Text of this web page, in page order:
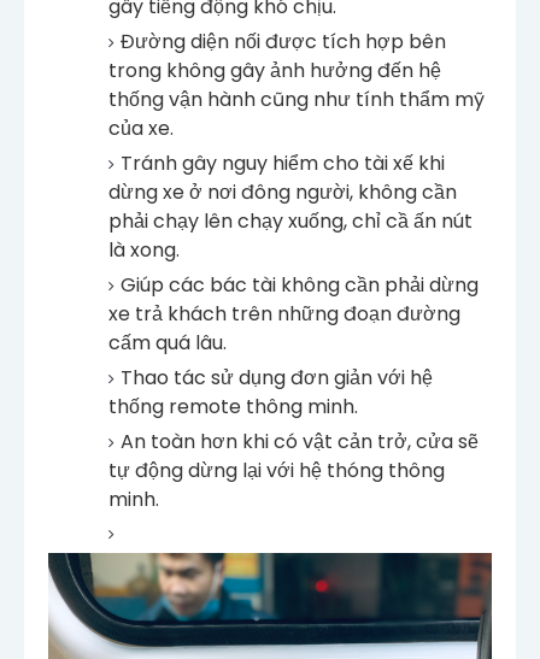
gây tiếng động khó chịu.
Đường diện nối được tích hợp bên
trong không gây ảnh hưởng đến hệ
thống vận hành cũng như tính thẩm mỹ
của xe.
Tránh gây nguy hiểm cho tài xế khi
dừng xe ở nơi đông người, không cần
phải chạy lên chạy xuống, chỉ cầ ấn nút
là xong.
Giúp các bác tài không cần phải dừng
xe trả khách trên những đoạn đường
cấm quá lâu.
Thao tác sử dụng đơn giản với hệ
thống remote thông minh.
An toàn hơn khi có vật cản trở, cửa sẽ
tự động dừng lại với hệ thóng thông
minh.